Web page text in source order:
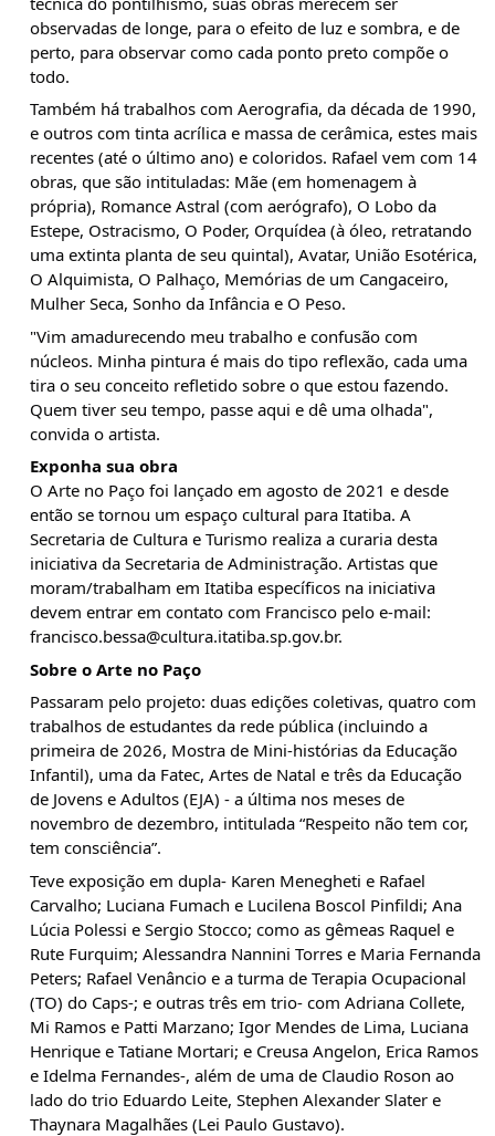
observadas de longe, para o efeito de luz e sombra, e de
perto, para observar como cada ponto preto compõe o
todo.
Também há trabalhos com Aerografia, da década de 1990,
e outros com tinta acrílica e massa de cerâmica, estes mais
recentes (até o último ano) e coloridos. Rafael vem com 14
obras, que são intituladas: Mãe (em homenagem à
própria), Romance Astral (com aerógrafo), O Lobo da
Estepe, Ostracismo, O Poder, Orquídea (à óleo, retratando
uma extinta planta de seu quintal), Avatar, União Esotérica,
O Alquimista, O Palhaço, Memórias de um Cangaceiro,
Mulher Seca, Sonho da Infância e O Peso.
"Vim amadurecendo meu trabalho e confusão com
núcleos. Minha pintura é mais do tipo reflexão, cada uma
tira o seu conceito refletido sobre o que estou fazendo.
Quem tiver seu tempo, passe aqui e dê uma olhada",
convida o artista.
Exponha sua obra
O Arte no Paço foi lançado em agosto de 2021 e desde
então se tornou um espaço cultural para Itatiba. A
Secretaria de Cultura e Turismo realiza a curaria desta
iniciativa da Secretaria de Administração. Artistas que
moram/trabalham em Itatiba específicos na iniciativa
devem entrar em contato com Francisco pelo e-mail:
francisco.bessa@cultura.itatiba.sp.gov.br.
Sobre o Arte no Paço
Passaram pelo projeto: duas edições coletivas, quatro com
trabalhos de estudantes da rede pública (incluindo a
primeira de 2026, Mostra de Mini-histórias da Educação
Infantil), uma da Fatec, Artes de Natal e três da Educação
de Jovens e Adultos (EJA) - a última nos meses de
novembro de dezembro, intitulada “Respeito não tem cor,
tem consciência”.
Teve exposição em dupla- Karen Menegheti e Rafael
Carvalho; Luciana Fumach e Lucilena Boscol Pinfildi; Ana
Lúcia Polessi e Sergio Stocco; como as gêmeas Raquel e
Rute Furquim; Alessandra Nannini Torres e Maria Fernanda
Peters; Rafael Venâncio e a turma de Terapia Ocupacional
(TO) do Caps-; e outras três em trio- com Adriana Collete,
Mi Ramos e Patti Marzano; Igor Mendes de Lima, Luciana
Henrique e Tatiane Mortari; e Creusa Angelon, Erica Ramos
e Idelma Fernandes-, além de uma de Claudio Roson ao
lado do trio Eduardo Leite, Stephen Alexander Slater e
Thaynara Magalhães (Lei Paulo Gustavo).